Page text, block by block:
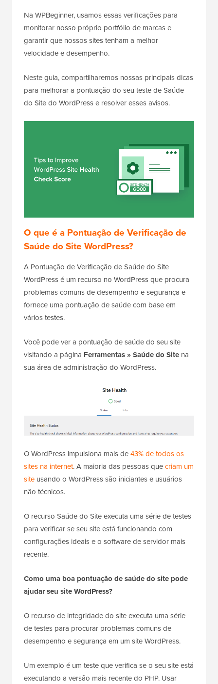
Na WPBeginner, usamos essas verificações para
monitorar nosso próprio portfólio de marcas e
garantir que nossos sites tenham a melhor
velocidade e desempenho.
Neste guia, compartilharemos nossas principais dicas
para melhorar a pontuação do seu teste de Saúde
do Site do WordPress e resolver esses avisos.
O que é a Pontuação de Verificação de
Saúde do Site WordPress?
A Pontuação de Verificação de Saúde do Site
WordPress é um recurso no WordPress que procura
problemas comuns de desempenho e segurança e
fornece uma pontuação de saúde com base em
vários testes.
Você pode ver a pontuação de saúde do seu site
visitando a página Ferramentas » Saúde do Site na
sua área de administração do WordPress.
O WordPress impulsiona mais de43% de todos os
sites na internet. A maioria das pessoas quecriam um
site usando o WordPress são iniciantes e usuários
não técnicos.
O recurso Saúde do Site executa uma série de testes
para verificar se seu site está funcionando com
configurações ideais e o software de servidor mais
recente.
Como uma boa pontuação de saúde do site pode
ajudar seu site WordPress?
O recurso de integridade do site executa uma série
de testes para procurar problemas comuns de
desempenho e segurança em um site WordPress.
Um exemplo é um teste que verifica se o seu site está
executando a versão mais recente do PHP. Usar